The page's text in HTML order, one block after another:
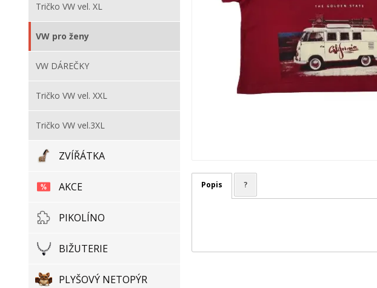
Tričko VW vel. XL
VW pro ženy
VW DÁREČKY
Tričko VW vel. XXL
Tričko VW vel.3XL
ZVÍŘÁTKA
AKCE
PIKOLÍNO
BIŽUTERIE
PLYŠOVÝ NETOPÝR
Popis ?